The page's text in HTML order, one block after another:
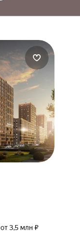
от 3,5 млн ₽